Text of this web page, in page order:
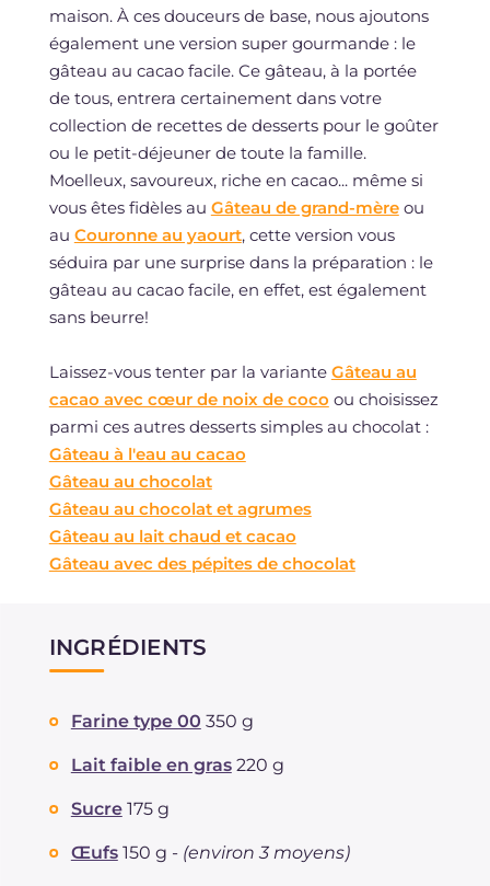
maison. À ces douceurs de base, nous ajoutons
également une version super gourmande : le
gâteau au cacao facile. Ce gâteau, à la portée
de tous, entrera certainement dans votre
collection de recettes de desserts pour le goûter
ou le petit-déjeuner de toute la famille.
Moelleux, savoureux, riche en cacao... même si
vous êtes fidèles au Gâteau de grand-mèreou
au Couronne au yaourt, cette version vous
séduira par une surprise dans la préparation : le
gâteau au cacao facile, en effet, est également
sans beurre!
Laissez-vous tenter par la variante Gâteau au
cacao avec cœur de noix de coco ou choisissez
parmi ces autres desserts simples au chocolat :
Gâteau à l'eau au cacao
Gâteau au chocolat
Gâteau au chocolat et agrumes
Gâteau au lait chaud et cacao
Gâteau avec des pépites de chocolat
INGRÉDIENTS
Farine type 00 350 g
Lait faible en gras 220 g
Sucre 175 g
Œufs 150 g - (environ 3 moyens)